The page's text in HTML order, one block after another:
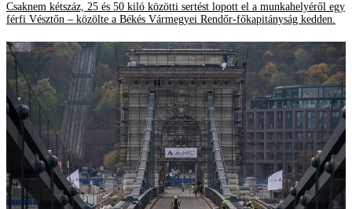
Csaknem kétszáz, 25 és 50 kiló közötti sertést lopott el a munkahelyéről egy
férfi Vésztőn – közölte a Békés Vármegyei Rendőr-főkapitányság kedden.